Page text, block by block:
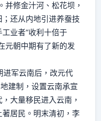
并修金汁河、松花坝，
还从内地引进养蚕技
业者“收利十倍于
元朝中期有了新的发
进军云南后，改元代
建制，设置云南承宣
大量移民进入云南，
居民。明末清初，李